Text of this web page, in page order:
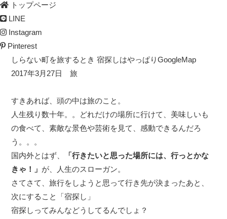
トップページ
LINE
Instagram
Pinterest
しらない町を旅するとき 宿探しはやっぱりGoogleMap
2017年3月27日
旅
すきあれば、頭の中は旅のこと。
人生残り数十年。。どれだけの場所に行けて、美味しいも
の食べて、素敵な景色や芸術を見て、感動できるんだろ
う。。。
国内外とはず、
「行きたいと思った場所には、行っとかな
きゃ！」 が、人生のスローガン。
さてさて、旅行をしようと思って行き先が決まったあと、
次にすること「宿探し」
宿探しってみんなどうしてるんでしょ？